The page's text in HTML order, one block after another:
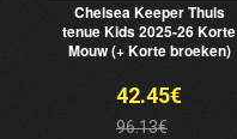
Chelsea Keeper Thuis
tenue Kids 2025-26 Korte
Mouw (+ Korte broeken)
42.45€
96.13€